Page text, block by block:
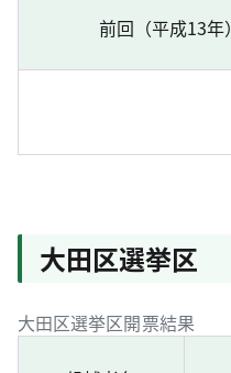
前回（平成13年）
大田区選挙区
大田区選挙区開票結果